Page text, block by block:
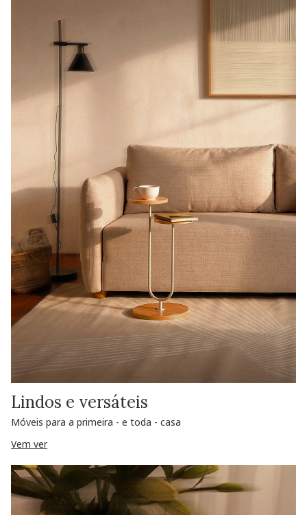
Lindos e versáteis
Móveis para a primeira - e toda - casa
Vem ver